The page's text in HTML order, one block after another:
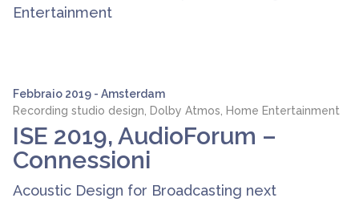
Entertainment
Febbraio 2019 - Amsterdam
Recording studio design, Dolby Atmos, Home Entertainment
ISE 2019, AudioForum –
Connessioni
Acoustic Design for Broadcasting next